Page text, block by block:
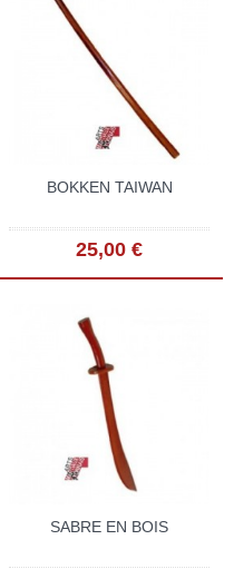
BOKKEN TAIWAN
25,00 €
SABRE EN BOIS